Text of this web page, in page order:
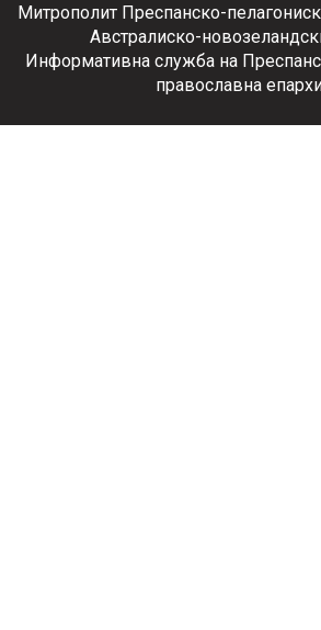
Митрополит Преспанско-
Австралиско-
Информативна служба на
православна